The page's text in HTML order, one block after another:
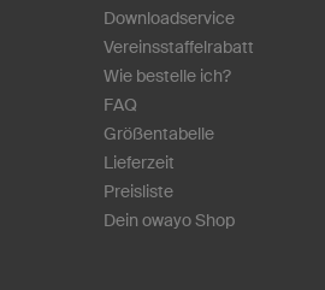
Downloadservice
Vereinsstaffelrabatt
Wie bestelle ich?
FAQ
Größentabelle
Lieferzeit
Preisliste
Dein owayo Shop